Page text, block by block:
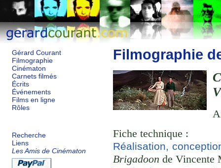
Gérard Courant
Filmographie
Cinématon
Carnets filmés
Écrits
Événements
Films en ligne
Rôles
Recherche
Liens
Les Amis de Cinématon
Filmographie
Fiche technique :
Réalisation,
Brigadoon de Vincente